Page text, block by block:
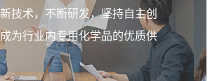
技术，不断研发，坚持自主创
为行业内专用化学品的优质供